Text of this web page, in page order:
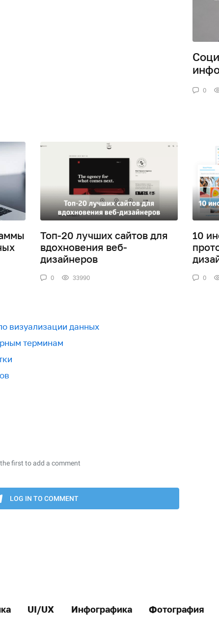
0
Топ-20 лучших сайтов для
вдохновения веб-
дизайнеров
0 33990
10
0
визуализации данных
терминам
UI/UX Инфографика Фотография